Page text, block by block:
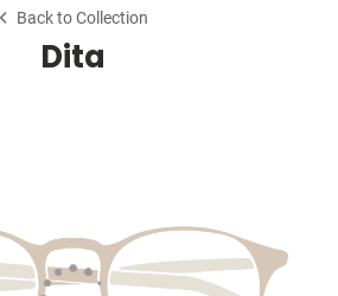
Back to Collection
Dita